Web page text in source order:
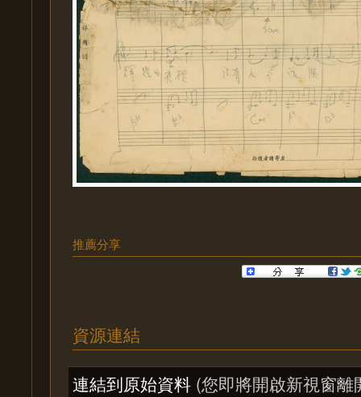
推薦分享
資源連結
連結到原始資料 (您即將開啟新視窗離